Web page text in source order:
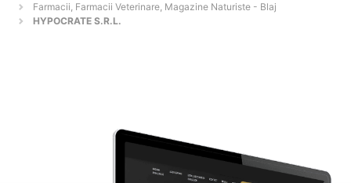
Farmacii, Farmacii Veterinare, Magazine Naturiste - Blaj
HYPOCRATE S.R.L.